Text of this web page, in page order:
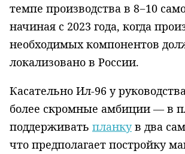
темпе производства в 8−10
начиная с 2023 года, когда
необходимых компонентов
локализовано в России.
Касательно Ил-96 у
более скромные амбиции ­— в
поддерживать планкув два
что предполагает постройку